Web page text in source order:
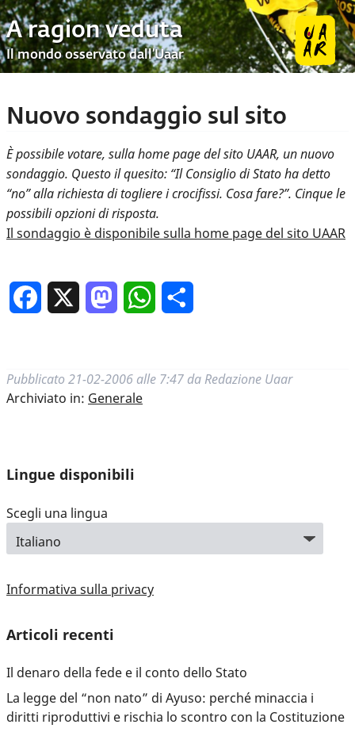
A ragion veduta
Il mondo osservato dall’Uaar
Nuovo sondaggio sul sito
È possibile votare, sulla home page del sito UAAR, un nuovo
sondaggio. Questo il quesito: “Il Consiglio di Stato ha detto
“no” alla richiesta di togliere i crocifissi. Cosa fare?”. Cinque le
possibili opzioni di risposta.
Il sondaggio è disponibile sulla home page del sito UAAR
Facebook MastodonWhatsApp
Pubblicato 21-02-2006 alle 7:47 da Redazione Uaar
Archiviato in: Generale
Lingue disponibili
Scegli una lingua
Informativa sulla privacy
Articoli recenti
Il denaro della fede e il conto dello Stato
La legge del “non nato” di Ayuso: perché minaccia i
diritti riproduttivi e rischia lo scontro con la Costituzione